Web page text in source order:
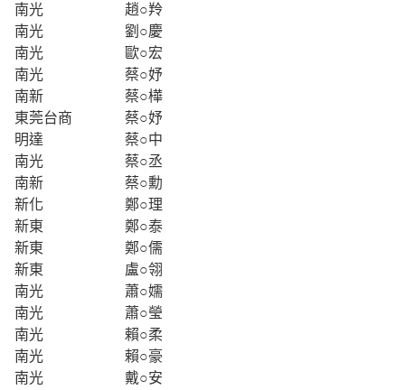
南光
趙○羚
南光
劉○慶
南光
歐○宏
南光
蔡○妤
南新
蔡○樺
東莞台商
蔡○妤
明達
蔡○中
南光
蔡○丞
南新
蔡○勳
新化
鄭○理
新東
鄭○泰
新東
鄭○儒
新東
盧○翎
南光
蕭○嬬
南光
蕭○瑩
南光
賴○柔
南光
賴○豪
南光
戴○安